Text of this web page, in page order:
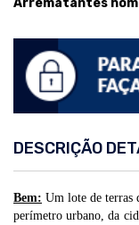
Arrematantes
DESCRIÇÃO
Bem: Um lote de terras
perímetro urbano, da